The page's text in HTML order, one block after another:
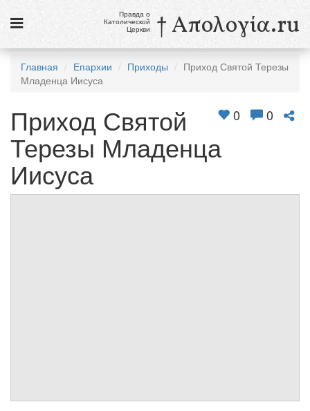
Новости
Католики в России
Галерея
Викторины
Ссылки
Правда о
Католической
Церкви † Απολογία.ru
Главная Епархии Приходы
Приход Святой Терезы
Младенца Иисуса
0 0
Приход Святой
Терезы Младенца
Иисуса